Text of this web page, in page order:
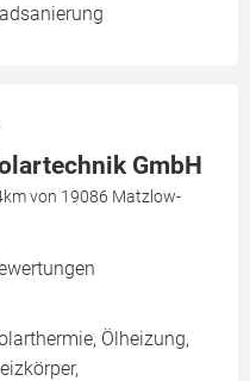
GmbH
von 19086 Matzlow-
Ölheizung,